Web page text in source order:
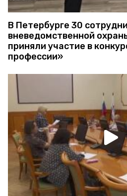
В Петербурге 30
вневедомственной
приняли участие в
профессии»